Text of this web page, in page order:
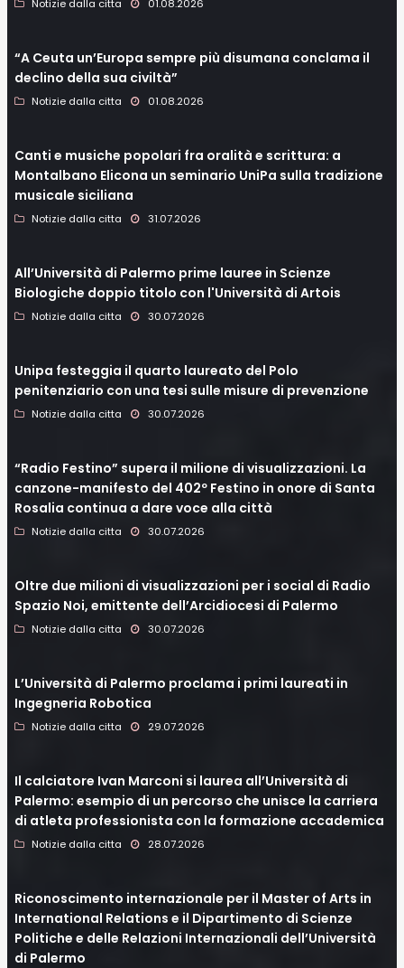
Notizie dalla citta 01.08.2026
“A Ceuta un’Europa sempre più disumana conclama il
declino della sua civiltà”
Notizie dalla citta 01.08.2026
Canti e musiche popolari fra oralità e scrittura: a
Montalbano Elicona un seminario UniPa sulla tradizione
musicale siciliana
Notizie dalla citta 31.07.2026
All’Università di Palermo prime lauree in Scienze
Biologiche doppio titolo con l'Università di Artois
Notizie dalla citta 30.07.2026
Unipa festeggia il quarto laureato del Polo
penitenziario con una tesi sulle misure di prevenzione
Notizie dalla citta 30.07.2026
“Radio Festino” supera il milione di visualizzazioni. La
canzone-manifesto del 402º Festino in onore di Santa
Rosalia continua a dare voce alla città
Notizie dalla citta 30.07.2026
Oltre due milioni di visualizzazioni per i social di Radio
Spazio Noi, emittente dell’Arcidiocesi di Palermo
Notizie dalla citta 30.07.2026
L’Università di Palermo proclama i primi laureati in
Ingegneria Robotica
Notizie dalla citta 29.07.2026
Il calciatore Ivan Marconi si laurea all’Università di
Palermo: esempio di un percorso che unisce la carriera
di atleta professionista con la formazione accademica
Notizie dalla citta 28.07.2026
Riconoscimento internazionale per il Master of Arts in
International Relations e il Dipartimento di Scienze
Politiche e delle Relazioni Internazionali dell’Università
di Palermo